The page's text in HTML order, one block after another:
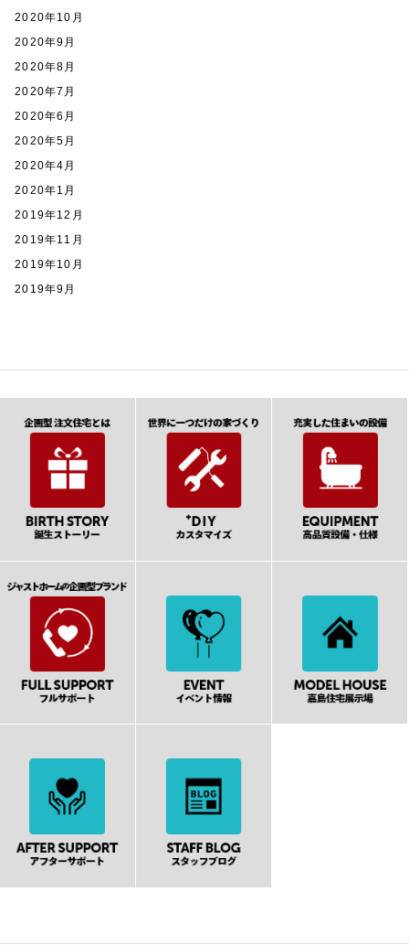
2020年10月
2020年9月
2020年8月
2020年7月
2020年6月
2020年5月
2020年4月
2020年1月
2019年12月
2019年11月
2019年10月
2019年9月